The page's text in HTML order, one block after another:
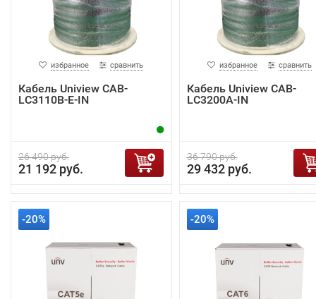
избранное сравнить
Кабель Uniview CAB-
LC3110B-E-IN
26 490 руб.
21 192 руб.
избранное сравнить
Кабель Uniview CAB-
LC3200A-IN
36 790 руб.
29 432 руб.
-20% -20%